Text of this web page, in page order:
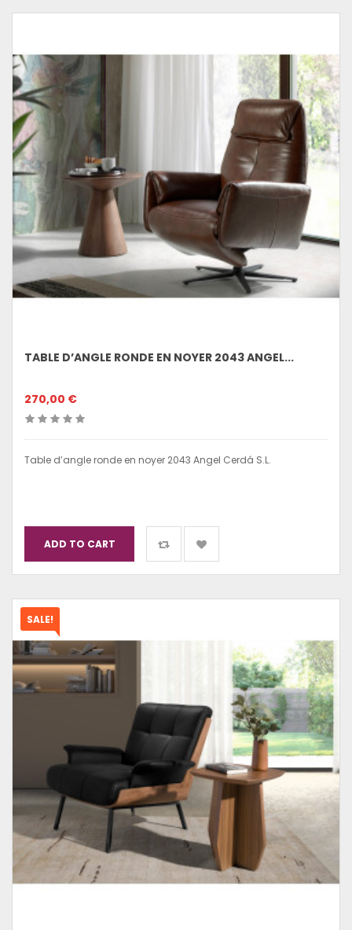
TABLE D’ANGLE RONDE EN NOYER 2043 ANGEL...
270,00 €
Table d’angle ronde en noyer 2043 Angel Cerdá S.L.
ADD TO CART
SALE!